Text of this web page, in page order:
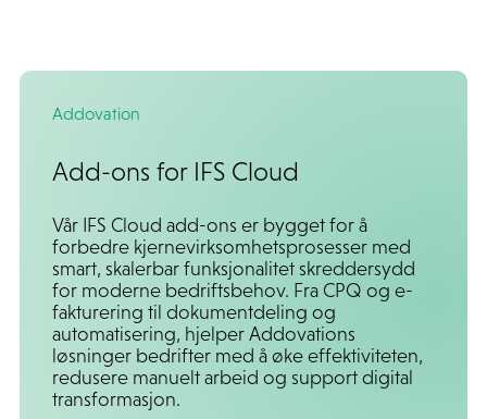
Addovation
Add-ons for IFS Cloud
Vår IFS Cloud add-ons er bygget for å
forbedre kjernevirksomhetsprosesser med
smart, skalerbar funksjonalitet skreddersydd
for moderne bedriftsbehov. Fra CPQ og e-
fakturering til dokumentdeling og
automatisering, hjelper Addovations
løsninger bedrifter med å øke effektiviteten,
redusere manuelt arbeid og support digital
transformasjon.